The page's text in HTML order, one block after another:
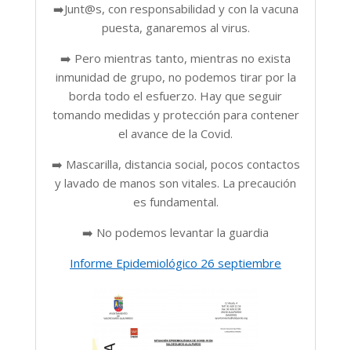
➡️Junt@s, con responsabilidad y con la vacuna
puesta, ganaremos al virus.
➡️ Pero mientras tanto, mientras no exista
inmunidad de grupo, no podemos tirar por la
borda todo el esfuerzo. Hay que seguir
tomando medidas y protección para contener
el avance de la Covid.
➡️ Mascarilla, distancia social, pocos contactos
y lavado de manos son vitales. La precaución
es fundamental.
➡️ No podemos levantar la guardia
Informe Epidemiológico 26 septiembre